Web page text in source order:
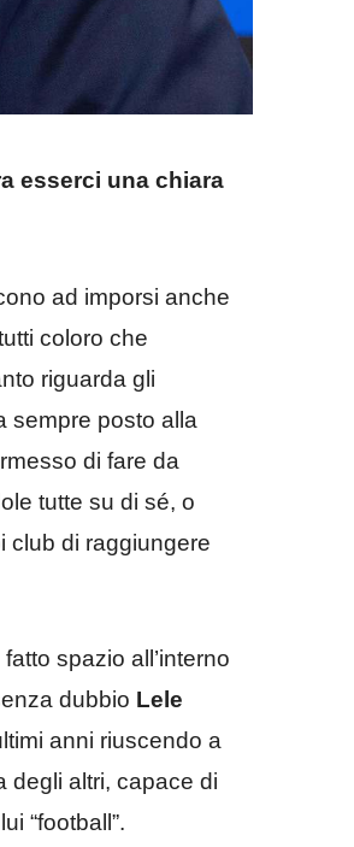
esserci una chiara
ad imporsi anche
coloro che
riguarda gli
sempre posto alla
di fare da
tutte su di sé, o
club di raggiungere
spazio all’interno
dubbio Lele
anni riuscendo a
degli altri, capace di
“football”.